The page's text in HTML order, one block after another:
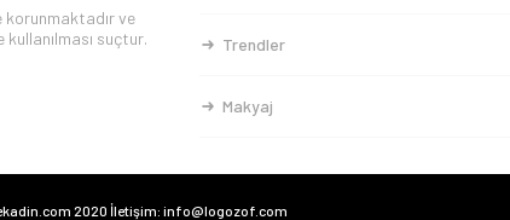
korunmaktadır ve
kullanılması suçtur.
Trendler
Makyaj
2020 İletişim: info@logozof.com